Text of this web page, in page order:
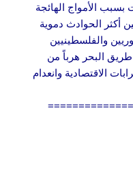
الأمواج الهائجة
أكثر الحوادث دموية
والفلسطينيين
البحر هرباً من
الاقتصادية وانعدام